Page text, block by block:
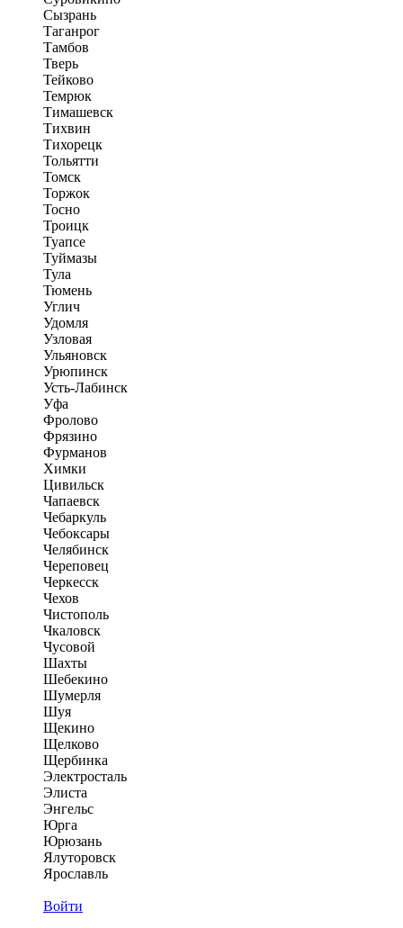
Сызрань
Таганрог
Тамбов
Тверь
Тейково
Темрюк
Тимашевск
Тихвин
Тихорецк
Тольятти
Томск
Торжок
Тосно
Троицк
Туапсе
Туймазы
Тула
Тюмень
Углич
Удомля
Узловая
Ульяновск
Урюпинск
Усть-Лабинск
Уфа
Фролово
Фрязино
Фурманов
Химки
Цивильск
Чапаевск
Чебаркуль
Чебоксары
Челябинск
Череповец
Черкесск
Чехов
Чистополь
Чкаловск
Чусовой
Шахты
Шебекино
Шумерля
Шуя
Щекино
Щелково
Щербинка
Электросталь
Элиста
Энгельс
Юрга
Юрюзань
Ялуторовск
Ярославль
Войти